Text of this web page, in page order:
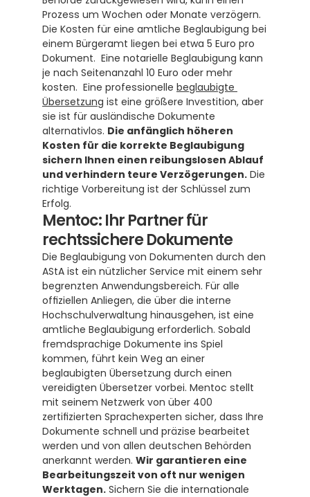
Prozess um Wochen oder Monate verzögern.
Die Kosten für eine amtliche Beglaubigung bei
einem Bürgeramt liegen bei etwa 5 Euro pro
Dokument.  Eine notarielle Beglaubigung kann
je nach Seitenanzahl 10 Euro oder mehr
kosten.  Eine professionelle beglaubigte
Übersetzung ist eine größere Investition, aber
sie ist für ausländische Dokumente
alternativlos. Die anfänglich höheren
Kosten für die korrekte Beglaubigung
sichern Ihnen einen reibungslosen Ablauf
und verhindern teure Verzögerungen. Die
richtige Vorbereitung ist der Schlüssel zum
Erfolg.
Mentoc: Ihr Partner für
rechtssichere Dokumente
Die Beglaubigung von Dokumenten durch den
AStA ist ein nützlicher Service mit einem sehr
begrenzten Anwendungsbereich. Für alle
offiziellen Anliegen, die über die interne
Hochschulverwaltung hinausgehen, ist eine
amtliche Beglaubigung erforderlich. Sobald
fremdsprachige Dokumente ins Spiel
kommen, führt kein Weg an einer
beglaubigten Übersetzung durch einen
vereidigten Übersetzer vorbei. Mentoc stellt
mit seinem Netzwerk von über 400
zertifizierten Sprachexperten sicher, dass Ihre
Dokumente schnell und präzise bearbeitet
werden und von allen deutschen Behörden
anerkannt werden. Wir garantieren eine
Bearbeitungszeit von oft nur wenigen
Werktagen. Sichern Sie die internationale